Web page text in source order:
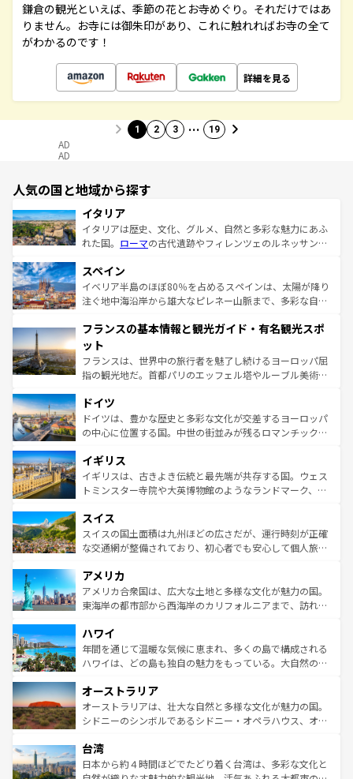
鎌倉の観光といえば、季節の花とお寺めぐり。それだけではあ
りません。お寺には御朱印があり、これに触れればお寺の全て
がわかるのです！
詳細を見る
1 2 3 … 19
AD
AD
人気の国と地域から探す
イタリア
イタリアは歴史、文化、グルメ、自然と多彩な魅力にあふ
れた国。 ローマの古代遺跡やフィレンツェのルネッサンス
ろん、トスカーナの美しい田園風景やアマルフィ海岸の絶
景など、自然景観も見逃せない。観光の合間には、本場の
ピザやパスタなど、絶品のイタリア料理を堪能することも
ませてくれるイタリアで、忘れられない旅をしてみよう！
なお、新着のイタリア情報は
しい。
スペイン
イベリア半島のほぼ80％を占めるスペインは、太陽が降り
注ぐ地中海沿岸から雄大なピレネー山脈まで、多彩な自然
文化が根付くこの国では、情熱的なフラメンコ、熱気あふ
れる闘牛、そして美味しいタパスが生活の一部となってい
る。首都マドリードの洗練された雰囲気や、バルセロナの
アートに溢れた街角から、地方では古代ローマ遺跡や中世
せる。地方によって風土や気候が異なるスペインはその個
性で訪れる人を魅了する。 なお、新着のスペイン情報は コ
ンテンツ一覧を参照してほしい。
フランスの基本情報と観光ガイド・有名観光スポ
ット
フランスは、世界中の旅行者を魅了し続けるヨーロッパ屈
指の観光地だ。首都パリのエッフェル塔やルーブル美術館
で、幅広い魅力が詰まっている。華麗な宮殿、歴史的な大
聖堂、美しいビーチ、そして豊かな自然が、訪れる者を心
から魅了する。また、フランスは美食の国としても知ら
いる。シャンパンの発祥地であるランス、プロヴァンスの
香り高いラベンダー畑など、多彩な楽しみ方が可能だ。さ
らに、パリ以外の地域にも魅力が溢れており、どの街角に
れる地方に足を運ぶとそれぞれで全く異なる文化を体験で
きるだろう。 なお、新着のフランス情報はコンテンツ一覧
を参照してほしい。
ドイツ
ドイツは、豊かな歴史と多彩な文化が交差するヨーロッパ
の中心に位置する国。中世の街並みが残るロマンチック街
顔を持つこの国は、どこを歩いても飽きることがない。ベ
ルリンの文化的活気、バイエルン州のアルプスの絶景、そ
してライン川沿いのワイン畑といった風景は必見。ビール
は、お酒好きな人にはぜひ体験してほしい。 なお、新着の
ドイツ情報はコンテンツ一覧を参照してほしい。
イギリス
イギリスは、古きよき伝統と最先端が共存する国。ウェス
トミンスター寺院や大英博物館のようなランドマーク、歴
リアごとに異なる魅力がある。また、優雅なアフタヌーン
ティー、ビール好きにはたまらない英国パブ、サッカー観
戦など、本場だからこそできる体験も豊富。イギリスを旅
ンツ一覧を参照してほしい。
スイス
スイスの国土面積は九州ほどの広さだが、運行時刻が正確
な交通網が整備されており、初心者でも安心して個人旅行
の建物がそのまま残る町や、スイスならではのユニークな
博物館もあり、アルプス観光だけでなく町歩きも満喫する
ことができる。国民の所得が高いため物価も高いが、旅行
ば市内交通費無料で観光を楽しむこともできる。 なお、新
着のスイス情報はコンテンツ一覧 を参照してほしい。
アメリカ
アメリカ合衆国は、広大な土地と多様な文化が魅力の国。
東海岸の都市部から西海岸のカリフォルニアまで、訪れる
のような巨大都市は、観光、ショッピング、エンターテイ
ンメントが詰まった刺激的なスポットだ。一方、アメリカ
西部には大自然が広がり、グランドキャニオンやイエロー
部のニューオーリンズでは、音楽と美食が融合した独特の
文化が魅力。旅行者はアメリカの各地域で異なる魅力を楽
しみながら、その多様性と豊かな歴史を感じることができ
ならではの贅沢な旅のスタイルだ。 なお、新着のアメリカ
情報はコンテンツ一覧を参照してほしい。
ハワイ
年間を通じて温暖な気候に恵まれ、多くの島で構成される
ハワイは、どの島も独自の魅力をもっている。大自然の神
ワイ島は見逃せない。また、定番の観光地といえばオアフ
島だが、静かな自然を求めるならマウイ島やカウアイ島が
おすすめ。エメラルドグリーンに輝く海をはじめ、豊かな
れるおもてなしの心で訪れる人々を迎えてくれるハワイの
人々、おいしいローカルフードやハワイアンミュージッ
ク、伝統的なフラダンスなど、すべてがハワイの魅力を彩
オーストラリア
オーストラリアは、壮大な自然と多様な文化が魅力の国。
シドニーのシンボルであるシドニー・オペラハウス、オー
リアリーフや大陸中央部にそびえるウルル（エアーズロッ
ク）、タスマニアの美しい原生林やケアンズの熱帯雨林な
台湾
日本から約４時間ほどでたどり着く台湾は、多彩な文化と